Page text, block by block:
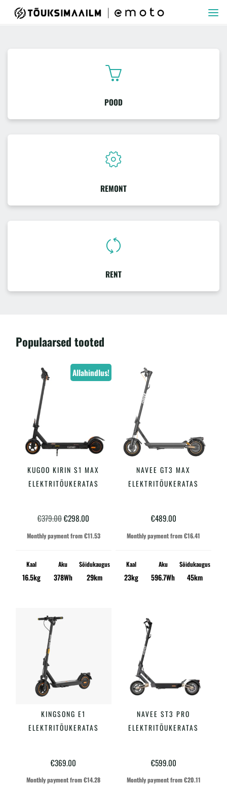
TÕUKSIMAAILM
POOD
REMONT
RENT
Populaarsed tooted
Allahindlus!
LISA KORVI
KUGOO KIRIN S1 MAX
ELEKTRITÕUKERATAS
€379.00Algne
hind
€379.00.
€298.00
hind
€298.00.
Monthly payment from€11.53
Kaal
16.5kg
Aku
378Wh
Sõidukaugus
29km
LISA KORVI
NAVEE GT3 MAX
ELEKTRITÕUKERATAS
€489.00
Monthly payment from€16.41
Kaal
23kg
Aku
596.7Wh
Sõidukaugus
45km
LISA KORVI
KINGSONG E1
ELEKTRITÕUKERATAS
€369.00
Monthly payment from€14.28
LISA KORVI
NAVEE ST3 PRO
ELEKTRITÕUKERATAS
€599.00
Monthly payment from€20.11